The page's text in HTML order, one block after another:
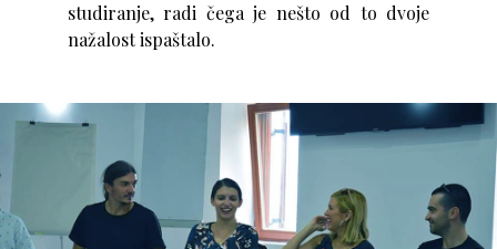
studiranje, radi čega je nešto od to dvoje
nažalost ispaštalo.